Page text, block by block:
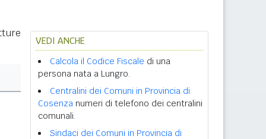
VEDI ANCHE
Calcola il Codice Fiscale di una
persona nata a Lungro.
Centralini dei Comuni in Provincia di
Cosenza numeri di telefono dei centralini
comunali.
Sindaci dei Comuni in Provincia di